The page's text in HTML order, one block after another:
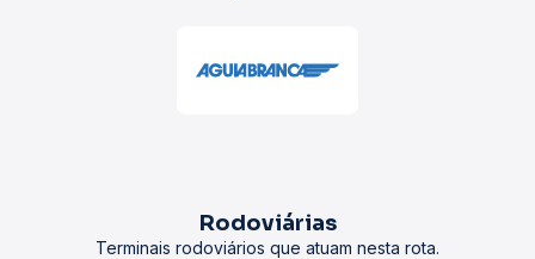
Rodoviárias
Terminais rodoviários que atuam nesta rota.